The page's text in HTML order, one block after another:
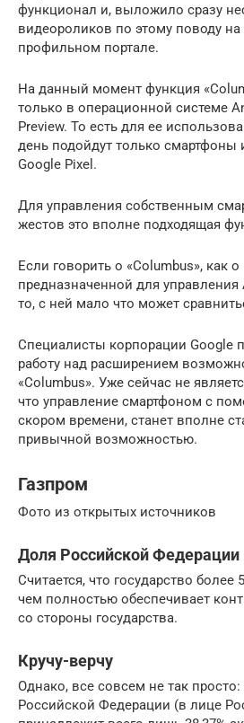
функционал и, выложило сразу
видеороликов по этому поводу
профильном портале.
На данный момент функция
только в операционной системе
Preview. То есть для ее
день подойдут только смартфоны
Google Pixel.
Для управления собственным
жестов это вполне подходящая
Если говорить о «Columbus», как
предназначенной для
то, с ней мало что может
Специалисты корпорации Google
работу над расширением
«Columbus». Уже сейчас не
что управление смартфоном с
скором времени, станет вполне
привычной возможностью.
Газпром
Фото из открытых источников
Доля Российской Федерации
Считается, что государство более
чем полностью обеспечивает
со стороны государства.
Кручу-верчу
Однако, все совсем не так
Российской Федерации (в лице